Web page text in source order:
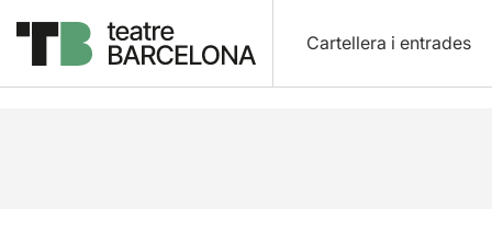
Cartellera i entrades